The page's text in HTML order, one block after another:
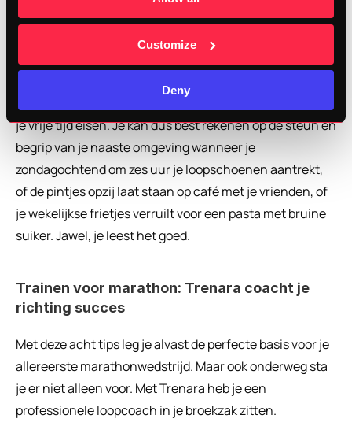
Customize
Deny
8. Haal steun uit vrienden en familie
je vrije tijd eisen. Je kan dus best rekenen op de steun en
begrip van je naaste omgeving wanneer je
zondagochtend om zes uur je loopschoenen aantrekt,
of de pintjes opzij laat staan op café met je vrienden, of
je wekelijkse frietjes verruilt voor een pasta met bruine
suiker. Jawel, je leest het goed.
Trainen voor marathon: Trenara coacht je
richting succes
Met deze acht tips leg je alvast de perfecte basis voor je
allereerste marathonwedstrijd. Maar ook onderweg sta
je er niet alleen voor. Met Trenara heb je een
professionele loopcoach in je broekzak zitten.